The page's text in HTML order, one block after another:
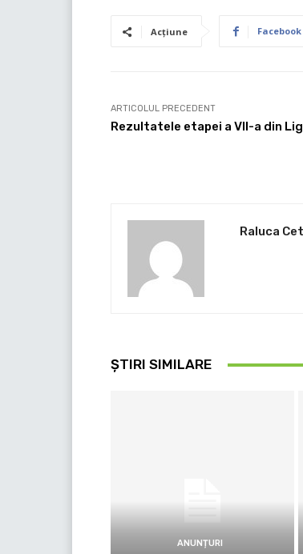
Acțiune Facebook
ARTICOLUL PRECEDENT
Rezultatele etapei a VII-a din
Raluca
ȘTIRI SIMILARE
ANUNȚURI